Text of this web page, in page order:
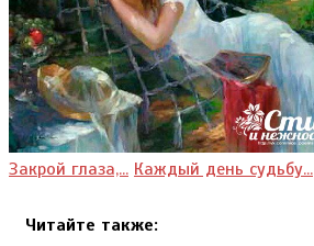
Закрой глаза,... Каждый день судьбу...
Читайте также: